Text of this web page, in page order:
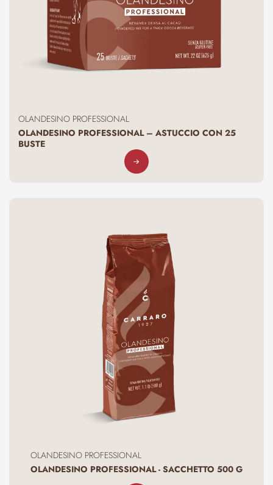
OLANDESINO PROFESSIONAL
OLANDESINO PROFESSIONAL – ASTUCCIO CON 25
BUSTE
OLANDESINO PROFESSIONAL
OLANDESINO PROFESSIONAL - SACCHETTO 500 G